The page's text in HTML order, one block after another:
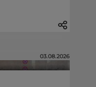
03.08.2026